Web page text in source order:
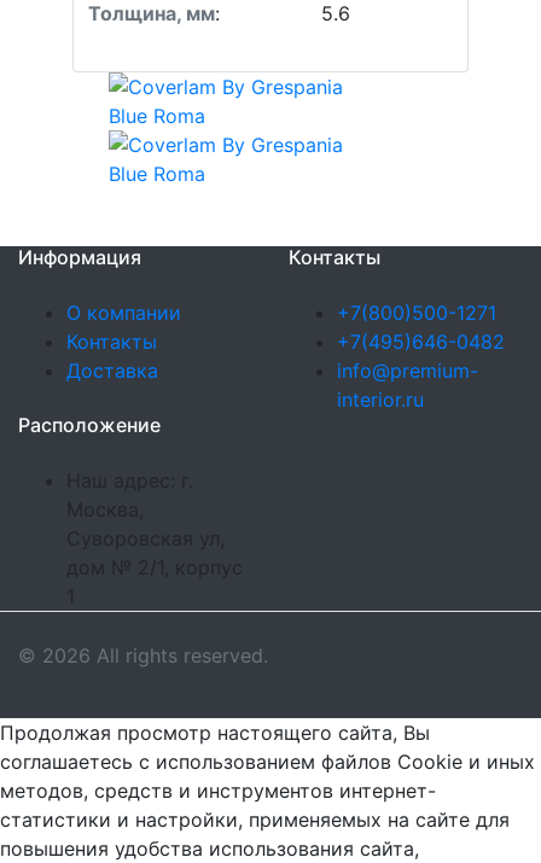
Толщина, мм: 5.6
Информация
О компании
Контакты
Доставка
Контакты
+7(800)500-1271
+7(495)646-0482
info@premium-
interior.ru
Расположение
Наш адрес: г.
Москва,
Суворовская ул,
дом № 2/1, корпус
© 2026 All rights reserved.
Продолжая просмотр настоящего сайта, Вы
соглашаетесь с использованием файлов Cookie и иных
методов, средств и инструментов интернет-
статистики и настройки, применяемых на сайте для
повышения удобства использования сайта,